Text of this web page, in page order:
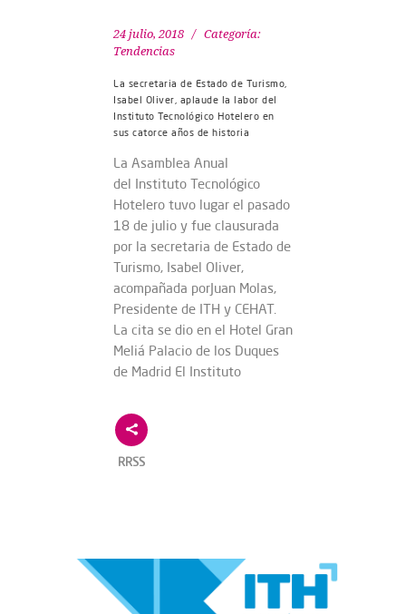
24 julio, 2018
Categoría:
Tendencias
La secretaria de Estado de Turismo,
Isabel Oliver, aplaude la labor del
Instituto Tecnológico Hotelero en
sus catorce años de historia
La Asamblea Anual
del Instituto Tecnológico
Hotelero tuvo lugar el pasado
18 de julio y fue clausurada
por la secretaria de Estado de
Turismo, Isabel Oliver,
acompañada porJuan Molas,
Presidente de ITH y CEHAT.
La cita se dio en el Hotel Gran
Meliá Palacio de los Duques
de Madrid El Instituto
RRSS